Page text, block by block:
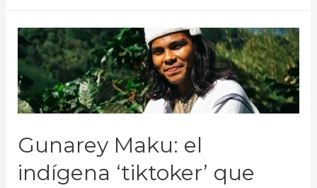
Gunarey Maku: el
indígena ‘tiktoker’ que